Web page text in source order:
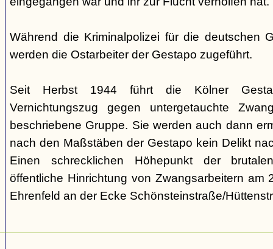
Während die Kriminalpolizei für die deutschen
werden die Ostarbeiter der Gestapo zugeführt.
Seit Herbst 1944 führt die Kölner
Vernichtungszug gegen untergetauchte
beschriebene Gruppe. Sie werden auch dann
nach den Maßstäben der Gestapo kein Delikt
Einen schrecklichen Höhepunkt der
öffentliche Hinrichtung von Zwangsarbeitern am
Ehrenfeld an der Ecke Schönsteinstraße/